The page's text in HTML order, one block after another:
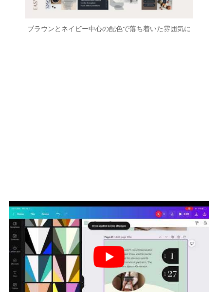
ブラウンとネイビー中心の配色で落ち着いた雰囲気に